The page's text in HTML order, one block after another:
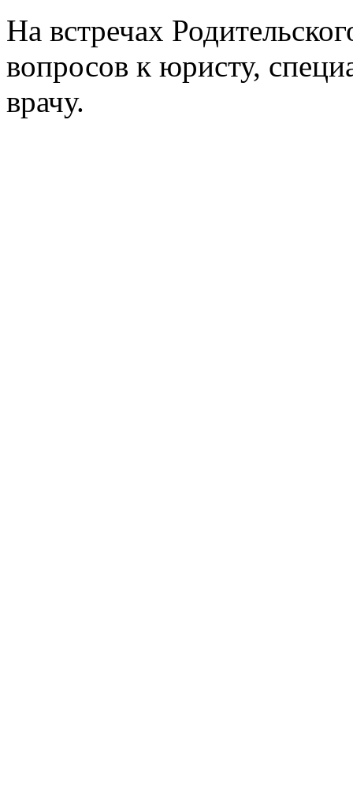
На встречах
вопросов к юристу,
врачу.